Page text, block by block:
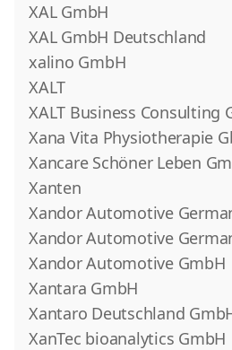
XAL GmbH
XAL GmbH Deutschland
xalino GmbH
XALT
XALT Business Consulting
Xana Vita Physiotherapie
Xancare Schöner Leben
Xanten
Xandor Automotive
Xandor Automotive
Xandor Automotive GmbH
Xantara GmbH
Xantaro Deutschland
XanTec bioanalytics GmbH